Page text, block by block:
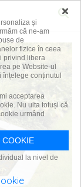
×
și
că ne-am
de
fizice în ceea
privind libera
pe Website-ul
conținutul
acceptarea
Nu uita totuși că
urmând
COOKIE
la nivel de